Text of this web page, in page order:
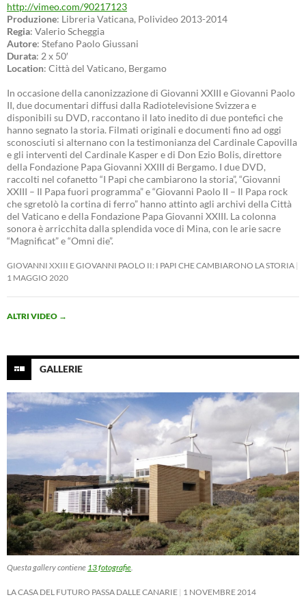
http://vimeo.com/90217123
Produzione: Libreria Vaticana, Polivideo 2013-2014
Regia: Valerio Scheggia
Autore: Stefano Paolo Giussani
Durata: 2 x 50′
Location: Città del Vaticano, Bergamo
In occasione della canonizzazione di Giovanni XXIII e Giovanni Paolo
II, due documentari diffusi dalla Radiotelevisione Svizzera e
disponibili su DVD, raccontano il lato inedito di due pontefici che
hanno segnato la storia. Filmati originali e documenti fino ad oggi
sconosciuti si alternano con la testimonianza del Cardinale Capovilla
e gli interventi del Cardinale Kasper e di Don Ezio Bolis, direttore
della Fondazione Papa Giovanni XXIII di Bergamo. I due DVD,
raccolti nel cofanetto “I Papi che cambiarono la storia”, “Giovanni
XXIII – Il Papa fuori programma” e “Giovanni Paolo II – Il Papa rock
che sgretolò la cortina di ferro” hanno attinto agli archivi della Città
del Vaticano e della Fondazione Papa Giovanni XXIII. La colonna
sonora è arricchita dalla splendida voce di Mina, con le arie sacre
“Magnificat” e “Omni die”.
GIOVANNI XXIII E GIOVANNI PAOLO II: I PAPI CHE CAMBIARONO LA STORIA
1 MAGGIO 2020
ALTRI VIDEO →
GALLERIE
Questa gallery contiene 13 fotografie
LA CASA DEL FUTURO PASSA DALLE CANARIE 1 NOVEMBRE 2014